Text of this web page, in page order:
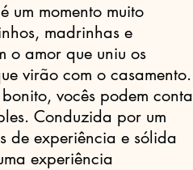
um momento muito
madrinhas e
o amor que uniu os
virão com o casamento.
vocês podem
Conduzida por um
de experiência e sólida
experiência